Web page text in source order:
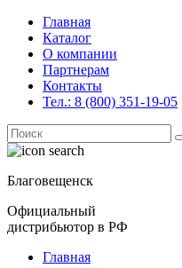
Главная
Каталог
О компании
Партнерам
Контакты
Тел.: 8 (800) 351-19-05
Поиск
for:
Благовещенск
Официальный
дистрибьютор в РФ
Главная